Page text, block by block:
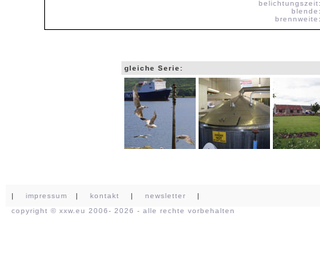
gleiche Serie:
| impressum | kontakt | newsletter |
copyright © xxw.eu 2006- 2026 - alle rechte vorbehalten